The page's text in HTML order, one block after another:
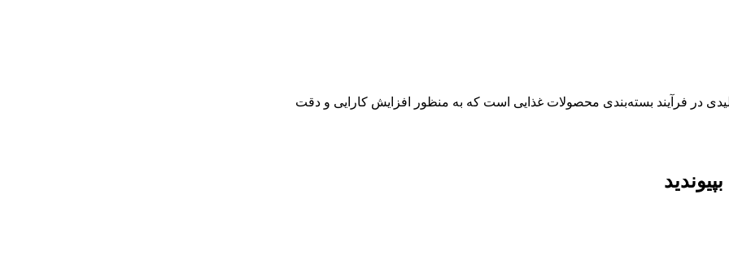
در فرآیند بسته‌بندی محصولات غذایی است که به منظور افزایش کارایی و دقت